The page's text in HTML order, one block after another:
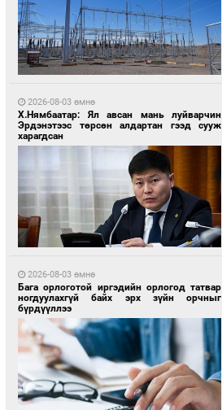
байна
12 цагийн өмнө өмнө
1 өдрийн өмнө өмнө
2026-08-03 өмнө
Х.Нямбаатар: Ял авсан мань луйварчин
Эрдэнэтээс төрсөн алдартан гээд сууж
харагдсан
2026-08-03 өмнө
Бага орлоготой иргэдийн орлогод татвар
ногдуулахгүй байх эрх зүйн орчныг
бүрдүүллээ